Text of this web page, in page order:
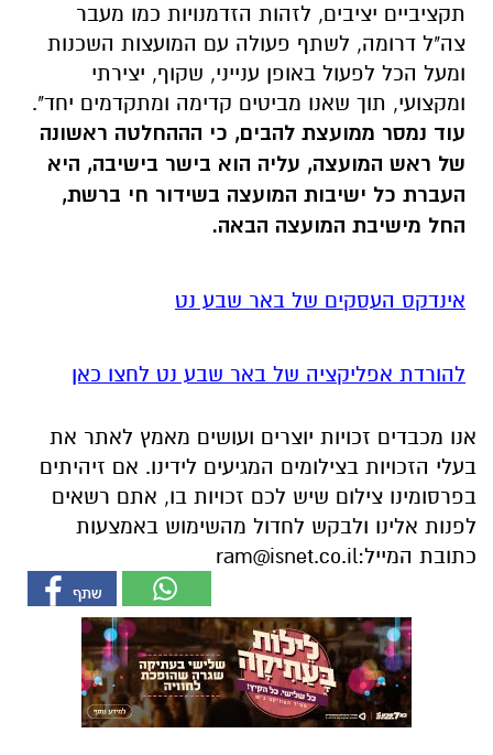
תקציביים יציבים, לזהות הזדמנויות כמו מעבר
צה"ל דרומה, לשתף פעולה עם המועצות השכנות
ומעל הכל לפעול באופן ענייני, שקוף, יצירתי
ומקצועי, תוך שאנו מביטים קדימה ומתקדמים יחד".
עוד נמסר ממועצת להבים, כי הההחלטה ראשונה
של ראש המועצה, עליה הוא בישר בישיבה, היא
העברת כל ישיבות המועצה בשידור חי ברשת,
החל מישיבת המועצה הבאה.
אינדקס העסקים של באר שבע נט
להורדת אפליקציה של באר שבע נט לחצו כאן
אנו מכבדים זכויות יוצרים ועושים מאמץ לאתר את
בעלי הזכויות בצילומים המגיעים לידינו. אם זיהיתים
בפרסומינו צילום שיש לכם זכויות בו, אתם רשאים
לפנות אלינו ולבקש לחדול מהשימוש באמצעות
כתובת המייל:ram@isnet.co.il